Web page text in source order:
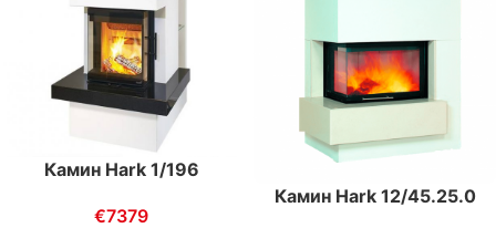
Камин Hark 1/196
€7379
Камин Hark 12/45.25.0